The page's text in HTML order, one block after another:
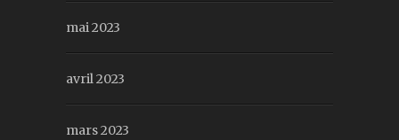
mai 2023
avril 2023
mars 2023